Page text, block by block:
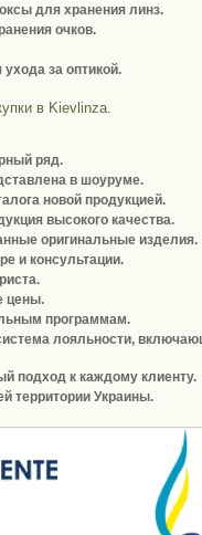
для хранения линз.
очков.
за оптикой.
в Kievlinza.
ряд.
в шоуруме.
новой продукцией.
высокого качества.
оригинальные изделия.
и консультации.
цены.
программам.
лояльности,
подход к каждому клиенту.
территории Украины.